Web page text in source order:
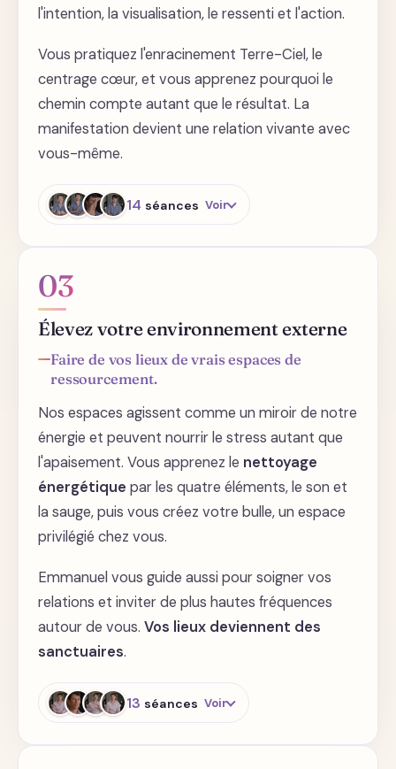
l'intention, la visualisation, le ressenti et l'action.
Vous pratiquez l'enracinement Terre-Ciel, le
centrage cœur, et vous apprenez pourquoi le
chemin compte autant que le résultat. La
manifestation devient une relation vivante avec
vous-même.
14 séances Voir
Ancrage et enracinement -
définition
Ancrage et enracinement - la
Enracinement Terre-Ciel
Centrage cœur
Intention
Visualisation
Action
03
Élevez votre environnement externe
Faire de vos lieux de vrais espaces de
ressourcement.
Nos espaces agissent comme un miroir de notre
énergie et peuvent nourrir le stress autant que
l'apaisement. Vous apprenez le nettoyage
énergétique par les quatre éléments, le son et
la sauge, puis vous créez votre bulle, un espace
privilégié chez vous.
Emmanuel vous guide aussi pour soigner vos
relations et inviter de plus hautes fréquences
autour de vous. Vos lieux deviennent des
sanctuaires.
13 séances Voir